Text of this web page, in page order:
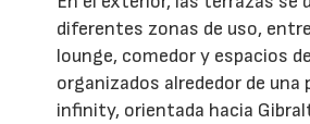
diferentes zonas de uso,
lounge, comedor y espacios
organizados alrededor de una
infinity, orientada hacia